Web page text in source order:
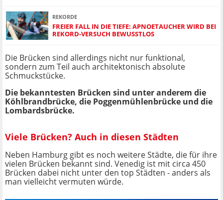
REKORDE
FREIER FALL IN DIE TIEFE: APNOETAUCHER WIRD BEI
REKORD-VERSUCH BEWUSSTLOS
Die Brücken sind allerdings nicht nur funktional,
sondern zum Teil auch architektonisch absolute
Schmuckstücke.
Die bekanntesten Brücken sind unter anderem die
Köhlbrandbrücke, die Poggenmühlenbrücke und die
Lombardsbrücke.
Viele Brücken? Auch in diesen Städten
Neben Hamburg gibt es noch weitere Städte, die für ihre
vielen Brücken bekannt sind. Venedig ist mit circa 450
Brücken dabei nicht unter den top Städten - anders als
man vielleicht vermuten würde.